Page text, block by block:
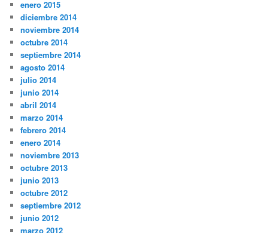
enero 2015
diciembre 2014
noviembre 2014
octubre 2014
septiembre 2014
agosto 2014
julio 2014
junio 2014
abril 2014
marzo 2014
febrero 2014
enero 2014
noviembre 2013
octubre 2013
junio 2013
octubre 2012
septiembre 2012
junio 2012
marzo 2012